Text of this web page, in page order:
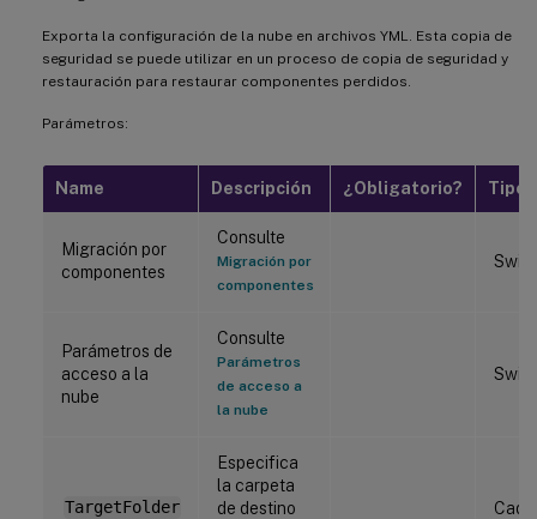
Exporta la configuración de la nube en archivos YML. Esta copia de
seguridad se puede utilizar en un proceso de copia de seguridad y
restauración para restaurar componentes perdidos.
Parámetros:
Name Descripción ¿Obligatorio? Tipo
Migración por
componentes
Consulte
Migración por
componentes
Parámetros de
acceso a la
nube
Consulte
Parámetros
de acceso a
la nube
TargetFolder
Especifica
la carpeta
de destino